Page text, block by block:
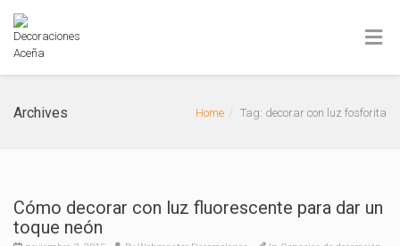
Archives Home Tag: decorar con luz fosforita
Cómo decorar con luz fluorescente para dar un
toque neón